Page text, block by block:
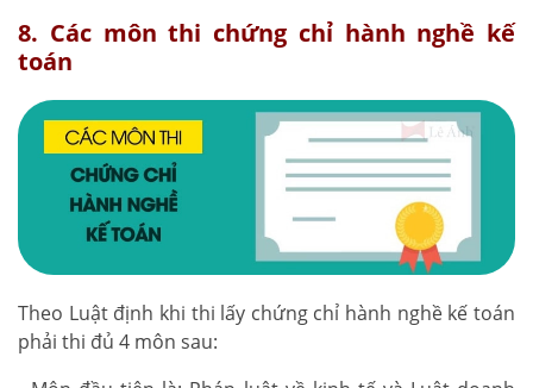
8. Các môn thi chứng chỉ hành nghề kế
toán
Theo Luật định khi thi lấy chứng chỉ hành nghề kế toán
phải thi đủ 4 môn sau: